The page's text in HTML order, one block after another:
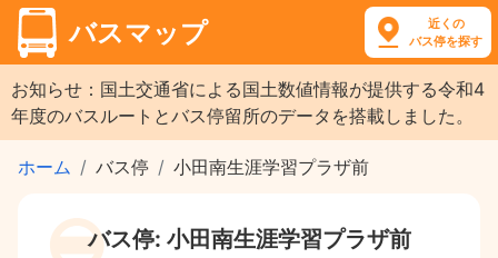
バスマップ
近くの
バス停を探す
お知らせ：国土交通省による国土数値情報が提供する令和4
年度のバスルートとバス停留所のデータを搭載しました。
ホーム バス停 小田南生涯学習プラザ前
バス停: 小田南生涯学習プラザ前